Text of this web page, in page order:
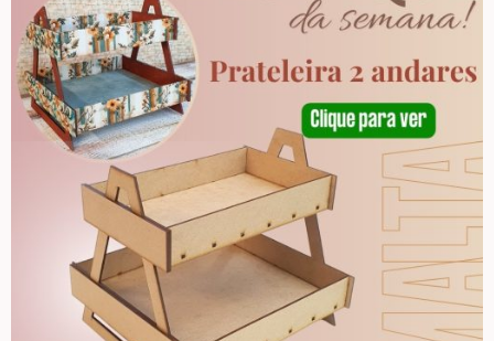
Apliques em Geral
Páscoa
Viagem – Relógios – Engrenagens – Cinema
Peças Diversas em MDF formatos especiais